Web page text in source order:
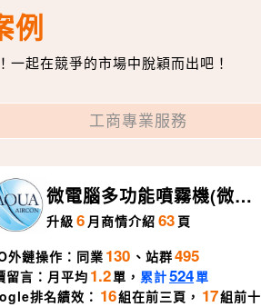
例
！ 一起在競爭的市場中脫穎而出吧！
工商專業服務
微電腦多功能噴霧機(微霧
機、造霧機、人造霧、水
升級 6 月商情介紹 63 頁
外鏈操作：同業 130 、站群495
留言：月平均 1.2單， 累計524單
排名績效： 16組在前三頁， 17組前十